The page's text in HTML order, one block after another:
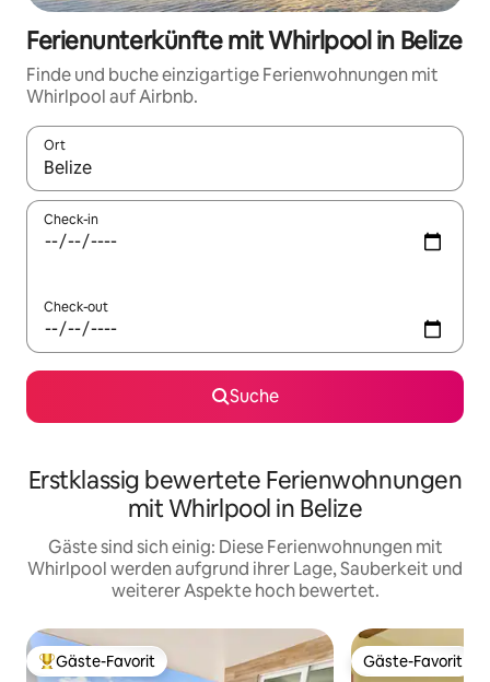
Ferienunterkünfte mit Whirlpool in Belize
Finde und buche einzigartige Ferienwohnungen mit
Whirlpool auf Airbnb.
Ort
Wenn Ergebnisse verfügbar sind, navigiere mit den
Check-in
Check-out
Suche
Erstklassig bewertete Ferienwohnungen
mit Whirlpool in Belize
Gäste sind sich einig: Diese Ferienwohnungen mit
Whirlpool werden aufgrund ihrer Lage, Sauberkeit und
weiterer Aspekte hoch bewertet.
Beliebter Gäste-Favorit.
Gäste-Favorit Gäste-Favorit
Gäste-Favorit